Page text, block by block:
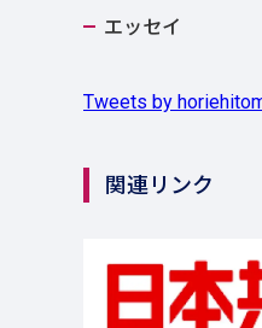
エッセイ
Tweets by
関連リンク